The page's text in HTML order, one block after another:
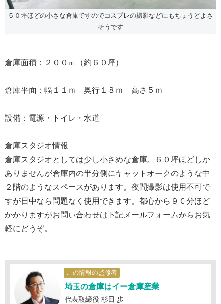
５０坪ほどの小さな倉庫ですのでコスプレの撮影などにもちょうどよさ
そうです
倉庫面積：２００㎡（約６０坪）
倉庫平面：幅１１ｍ 奥行１８ｍ 高さ５ｍ
設備：電源・トイレ・水道
倉庫スタジオ情報
倉庫スタジオとしては少し小さめな倉庫。６０坪ほどしか
ありませんが倉庫内の半分側にキャットオークのような中
２階のようなスペースがあります。夜間撮影は使用不可で
すが日中なら問題なく使用できます。都心から９０分ほど
かかりますがお問い合わせは下記メールフォームからお気
軽にどうぞ。
この情報の監修者
埼玉の倉庫はイー倉庫産業
代表取締役 杉田 歩